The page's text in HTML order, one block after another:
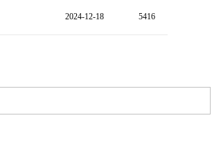
2024-12-18 5416